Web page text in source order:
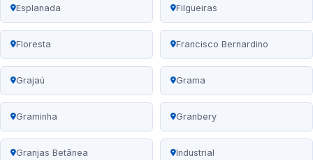
Esplanada Filgueiras
Floresta Francisco Bernardino
Grajaú Grama
Graminha Granbery
Granjas Betânea Industrial